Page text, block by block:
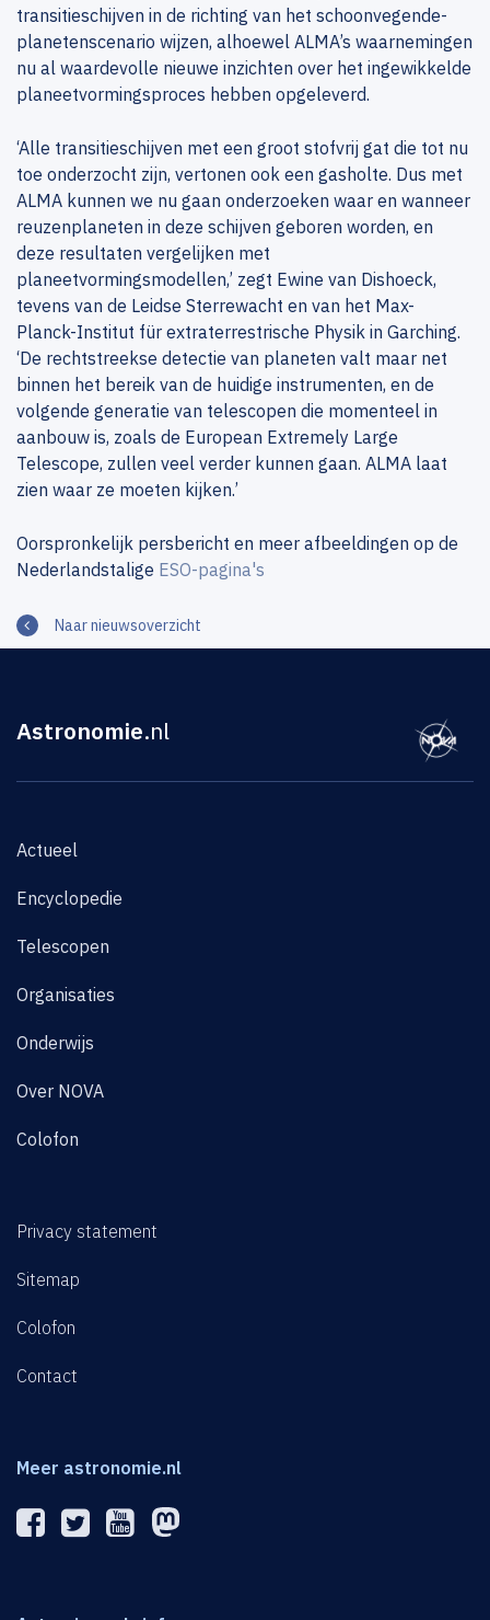
transitieschijven in de richting van het schoonvegende-
planetenscenario wijzen, alhoewel ALMA’s waarnemingen
nu al waardevolle nieuwe inzichten over het ingewikkelde
planeetvormingsproces hebben opgeleverd.
‘Alle transitieschijven met een groot stofvrij gat die tot nu
toe onderzocht zijn, vertonen ook een gasholte. Dus met
ALMA kunnen we nu gaan onderzoeken waar en wanneer
reuzenplaneten in deze schijven geboren worden, en
deze resultaten vergelijken met
planeetvormingsmodellen,’ zegt Ewine van Dishoeck,
tevens van de Leidse Sterrewacht en van het Max-
Planck-Institut für extraterrestrische Physik in Garching.
‘De rechtstreekse detectie van planeten valt maar net
binnen het bereik van de huidige instrumenten, en de
volgende generatie van telescopen die momenteel in
aanbouw is, zoals de European Extremely Large
Telescope, zullen veel verder kunnen gaan. ALMA laat
zien waar ze moeten kijken.’
Oorspronkelijk persbericht en meer afbeeldingen op de
Nederlandstalige ESO-pagina's
Naar nieuwsoverzicht
Astronomie.nl
Actueel
Encyclopedie
Telescopen
Organisaties
Onderwijs
Over NOVA
Colofon
Privacy statement
Sitemap
Colofon
Contact
Meer astronomie.nl